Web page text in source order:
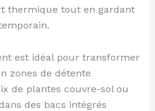
thermique tout en gardant
est idéal pour transformer
zones de détente
de plantes couvre-sol ou
des bacs intégrés